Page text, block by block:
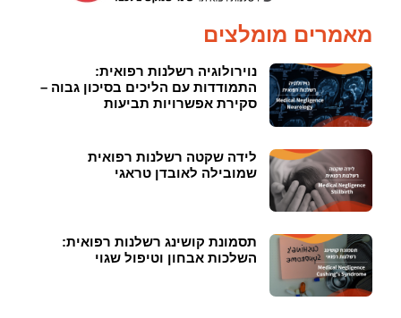
מאמרים מומלצים
נוירולוגיה רשלנות רפואית:
התמודדות עם הליכים בסיכון גבוה –
סקירת אפשרויות תביעות
לידה שקטה רשלנות רפואית
שמובילה לאובדן טראגי
תסמונת קושינג רשלנות רפואית:
השלכות אבחון וטיפול שגוי